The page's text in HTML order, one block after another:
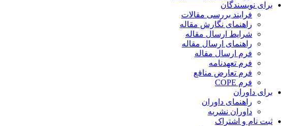
برای نویسندگان
فرایند بررسی مقالات
راهنمای نگارش مقاله
شرایط ارسال مقاله
راهنمای ارسال مقاله
فرم ارسال مقاله
فرم تعهدنامه
فرم تعارض منافع
فرم COPE
برای داوران
راهنمای داوران
داوران نشریه
ثبت نام و اشتراک